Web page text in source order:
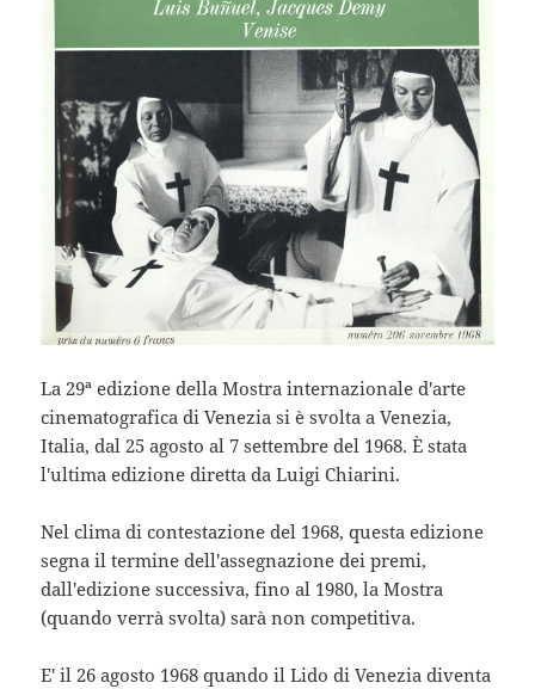
La 29ª edizione della Mostra internazionale d'arte
cinematografica di Venezia si è svolta a Venezia,
Italia, dal 25 agosto al 7 settembre del 1968. È stata
l'ultima edizione diretta da Luigi Chiarini.
Nel clima di contestazione del 1968, questa edizione
segna il termine dell'assegnazione dei premi,
dall'edizione successiva, fino al 1980, la Mostra
(quando verrà svolta) sarà non competitiva.
E' il 26 agosto 1968 quando il Lido di Venezia diventa